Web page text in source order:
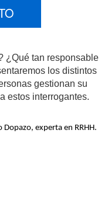
¿Qué tan responsable
los distintos
gestionan su
estos interrogantes.
experta en RRHH.